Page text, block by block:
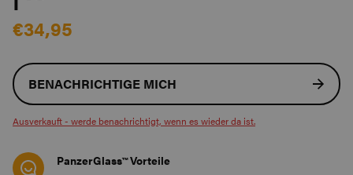
€34,95
BENACHRICHTIGE MICH
Ausverkauft - werde benachrichtigt, wenn es wieder da ist.
PanzerGlass™ Vorteile